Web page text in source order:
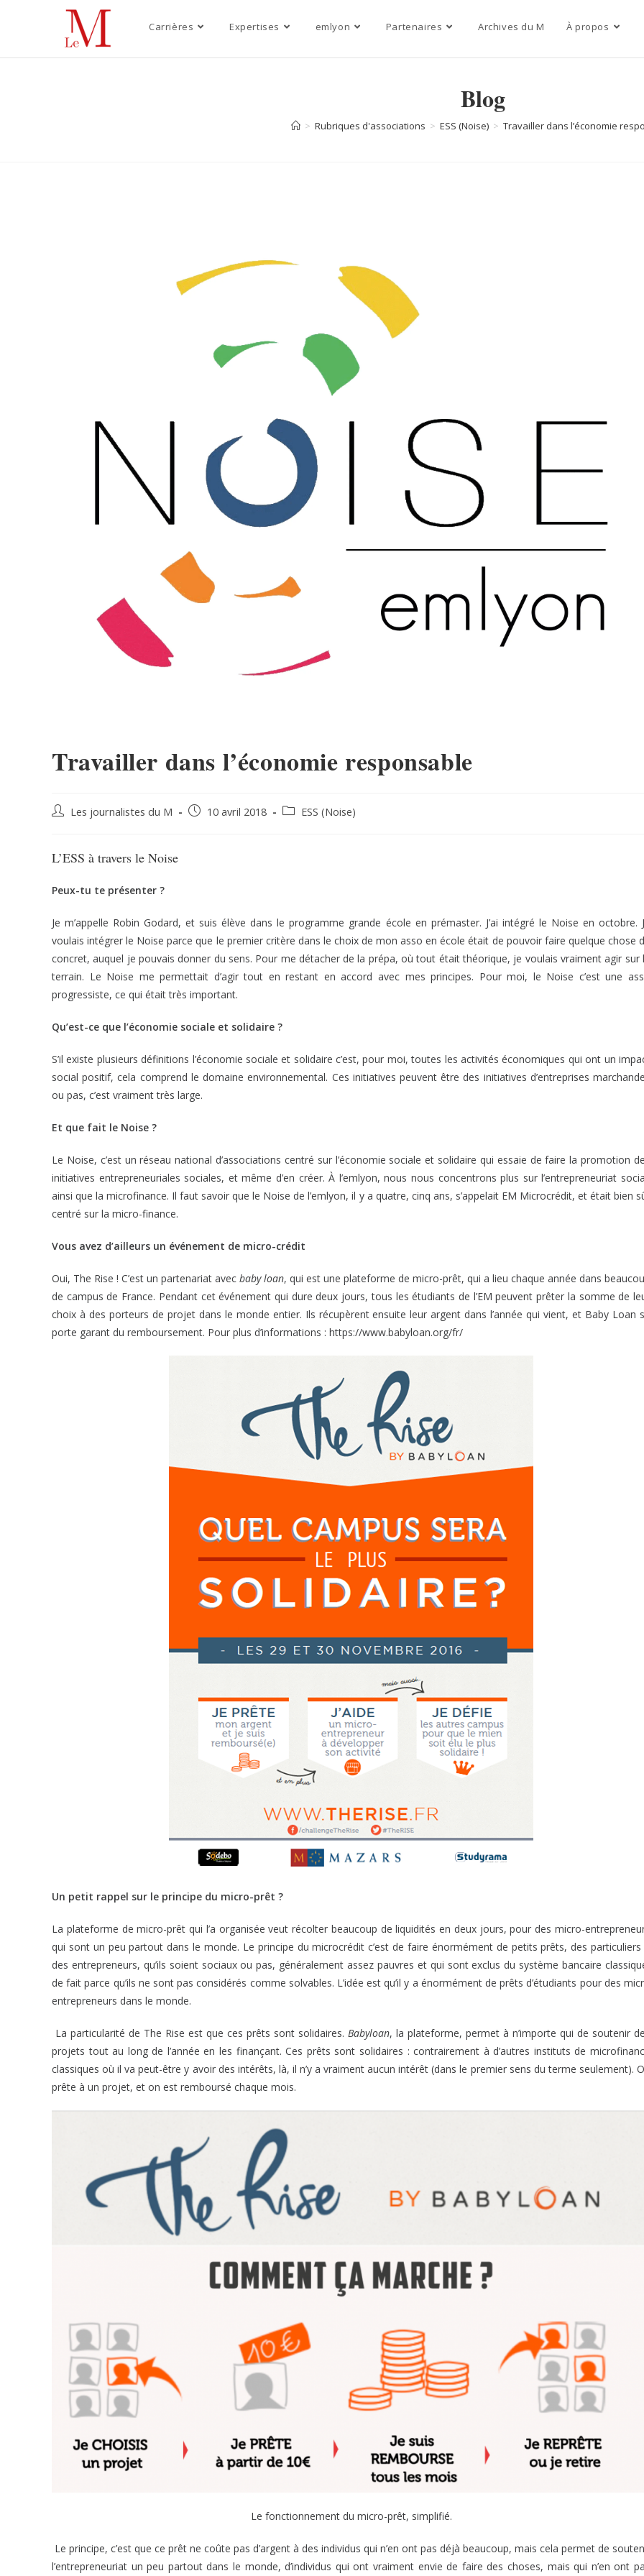
Carrières Expertises emlyon Partenaires Archives du M À propos
Blog
> Rubriques d'associations > ESS (Noise) > Travailler dans l’économie
Travailler dans l’économie responsable
Les journalistes du M 10 avril 2018 ESS (Noise)
L’ESS à travers le Noise
Peux-tu te présenter ?
Je m’appelle Robin Godard, et suis élève dans le programme grande école en prémaster. J’ai intégré le Noise en octobre.
voulais intégrer le Noise parce que le premier critère dans le choix de mon asso en école était de pouvoir faire quelque chose
concret, auquel je pouvais donner du sens. Pour me détacher de la prépa, où tout était théorique, je voulais vraiment agir sur
terrain. Le Noise me permettait d’agir tout en restant en accord avec mes principes. Pour moi, le Noise c’est une
progressiste, ce qui était très important.
Qu’est-ce que l’économie sociale et solidaire ?
S’il existe plusieurs définitions l’économie sociale et solidaire c’est, pour moi, toutes les activités économiques qui ont un
social positif, cela comprend le domaine environnemental. Ces initiatives peuvent être des initiatives d’entreprises
ou pas, c’est vraiment très large.
Et que fait le Noise ?
Le Noise, c’est un réseau national d’associations centré sur l’économie sociale et solidaire qui essaie de faire la promotion
initiatives entrepreneuriales sociales, et même d’en créer. À l’emlyon, nous nous concentrons plus sur l’entrepreneuriat
ainsi que la microfinance. Il faut savoir que le Noise de l’emlyon, il y a quatre, cinq ans, s’appelait EM Microcrédit, et était bien
centré sur la micro-finance.
Vous avez d’ailleurs un événement de micro-crédit
Oui, The Rise ! C’est un partenariat avec baby loan, qui est une plateforme de micro-prêt, qui a lieu chaque année dans
de campus de France. Pendant cet événement qui dure deux jours, tous les étudiants de l’EM peuvent prêter la somme de
choix à des porteurs de projet dans le monde entier. Ils récupèrent ensuite leur argent dans l’année qui vient, et Baby Loan
porte garant du remboursement. Pour plus d’informations : https://www.babyloan.org/fr/
Un petit rappel sur le principe du micro-prêt ?
La plateforme de micro-prêt qui l’a organisée veut récolter beaucoup de liquidités en deux jours, pour des micro-
qui sont un peu partout dans le monde. Le principe du microcrédit c’est de faire énormément de petits prêts, des particuliers
des entrepreneurs, qu’ils soient sociaux ou pas, généralement assez pauvres et qui sont exclus du système bancaire
de fait parce qu’ils ne sont pas considérés comme solvables. L’idée est qu’il y a énormément de prêts d’étudiants pour des
entrepreneurs dans le monde.
La particularité de The Rise est que ces prêts sont solidaires. Babyloan, la plateforme, permet à n’importe qui de soutenir
projets tout au long de l’année en les finançant. Ces prêts sont solidaires : contrairement à d’autres instituts de
classiques où il va peut-être y avoir des intérêts, là, il n’y a vraiment aucun intérêt (dans le premier sens du terme seulement).
prête à un projet, et on est remboursé chaque mois.
Le fonctionnement du micro-prêt, simplifié.
Le principe, c’est que ce prêt ne coûte pas d’argent à des individus qui n’en ont pas déjà beaucoup, mais cela permet de
l’entrepreneuriat un peu partout dans le monde, d’individus qui ont vraiment envie de faire des choses, mais qui n’en ont